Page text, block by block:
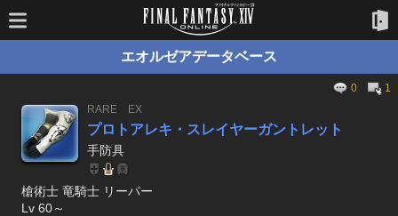
エオルゼアデータベース
0
1
RARE
EX
プロトアレキ・スレイヤーガントレット
手防具
槍術士 竜騎士 リーパー
Lv 60～